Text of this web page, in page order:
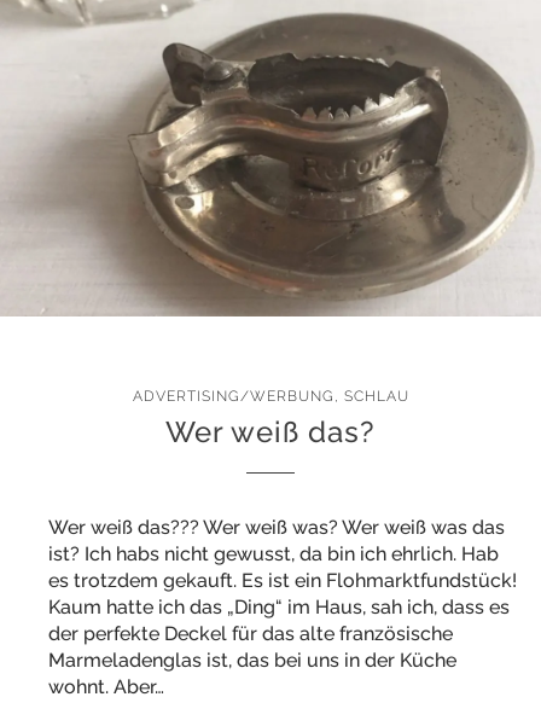
ADVERTISING/WERBUNG , SCHLAU
Wer weiß das?
Wer weiß das??? Wer weiß was? Wer weiß was das
ist? Ich habs nicht gewusst, da bin ich ehrlich. Hab
es trotzdem gekauft. Es ist ein Flohmarktfundstück!
Kaum hatte ich das „Ding“ im Haus, sah ich, dass es
der perfekte Deckel für das alte französische
Marmeladenglas ist, das bei uns in der Küche
wohnt. Aber…